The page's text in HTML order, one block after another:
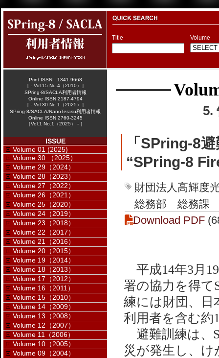
Title Volume
5.
「SPring-8
“SPring-8
財団法人高輝度
総務部 総務課
Download PDF
平成14年3月
署の協力を得て
練には財団、日
利用者を含む約
避難訓練は、
災が発生し、
Print ISSN 1341-9668
［ - Vol.15 No.4（2010）］
SPring-8/SACLA利用者情報
Online ISSN 2187-4794
［ - Vol.30 No.1（2025）］
SPring-8/SACLA/NanoTerasu利用者情報
Online ISSN 2760-3245
［Vol.1 No.1（2025） - ］
ISSUE
Volume 01 (2025)
Volume 30 （2025）
Volume 29（2024）
Volume 28（2023）
Volume 27（2022）
Volume 26（2021）
Volume 25（2020）
Volume 24（2019）
Volume 23（2018）
Volume 22（2017）
Volume 21（2016）
Volume 20（2015）
Volume 19（2014）
Volume 18（2013）
Volume 17（2012）
Volume 16（2011）
Volume 15（2010）
Volume 14（2009）
Volume 13（2008）
Volume 12（2007）
Volume 11（2006）
Volume 10（2005）
Volume 09（2004）